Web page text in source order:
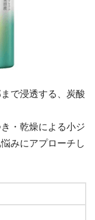
で浸透する、炭酸
・乾燥による小ジ
みにアプローチし